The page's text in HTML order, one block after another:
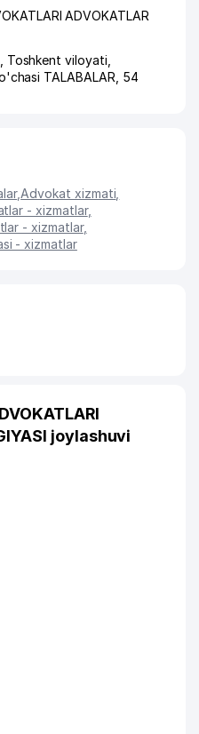
ADVOKATLAR
Toshkent viloyati
TALABALAR , 54
, Advokat xizmati
- xizmatlar,
- xizmatlar,
- xizmatlar
joylashuvi